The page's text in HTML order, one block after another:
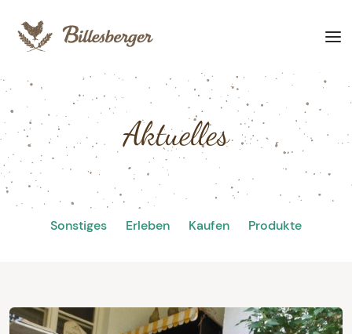
Aktuelles
Sonstiges Erleben Kaufen Produkte